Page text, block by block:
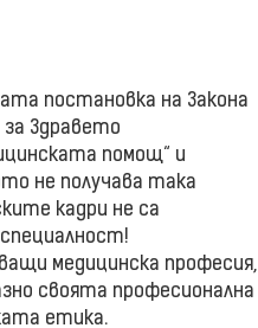
постановка на Закона
за Здравето
помощ“ и
не получава така
кадри не са
медицинска професия,
своята професионална
етика.